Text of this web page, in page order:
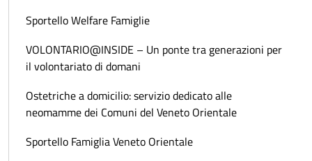
Sportello Welfare Famiglie
VOLONTARIO@INSIDE – Un ponte tra generazioni per
il volontariato di domani
Ostetriche a domicilio: servizio dedicato alle
neomamme dei Comuni del Veneto Orientale
Sportello Famiglia Veneto Orientale